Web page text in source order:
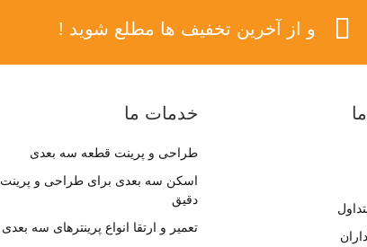
و از آخرین تخفیف ها مطلع شوید !
خدمات ما
طراحی و پرینت قطعه سه بعدی
اسکن سه بعدی برای طراحی و پرینت
دقیق
تعمیر و ارتقا انواع پرینترهای سه بعدی